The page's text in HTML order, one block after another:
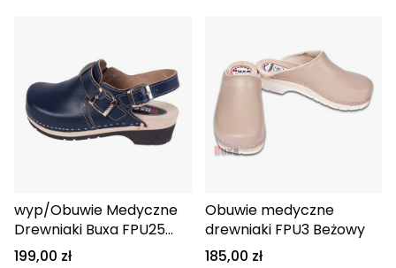
wyp/Obuwie Medyczne
Drewniaki Buxa FPU25
Granatowy (1)
Cena
199,00 zł
Obuwie medyczne
drewniaki FPU3 Beżowy
Cena
185,00 zł